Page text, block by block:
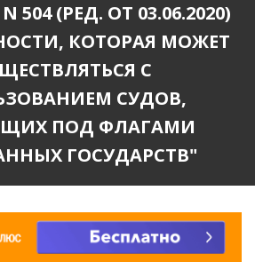
504 (РЕД. ОТ 03.06.2020)
КОТОРАЯ МОЖЕТ
С
СУДОВ,
ПОД ФЛАГАМИ
ГОСУДАРСТВ"